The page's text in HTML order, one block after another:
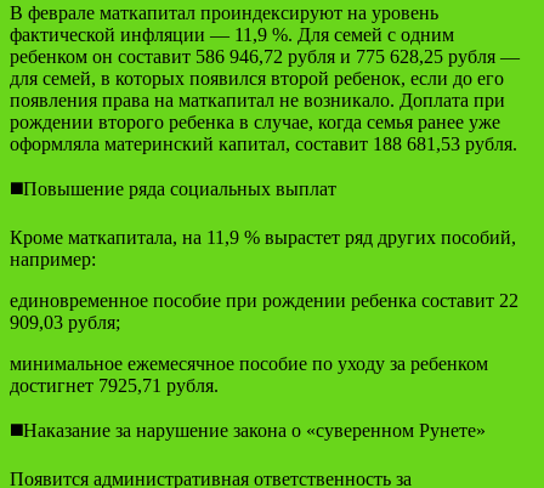
В феврале маткапитал проиндексируют на уровень
фактической инфляции — 11,9 %. Для семей с одним
ребенком он составит 586 946,72 рубля и 775 628,25 рубля —
для семей, в которых появился второй ребенок, если до его
появления права на маткапитал не возникало. Доплата при
рождении второго ребенка в случае, когда семья ранее уже
оформляла материнский капитал, составит 188 681,53 рубля.
◼️Повышение ряда социальных выплат
Кроме маткапитала, на 11,9 % вырастет ряд других пособий,
например:
единовременное пособие при рождении ребенка составит 22
909,03 рубля;
минимальное ежемесячное пособие по уходу за ребенком
достигнет 7925,71 рубля.
◼️Наказание за нарушение закона о «суверенном Рунете»
Появится административная ответственность за